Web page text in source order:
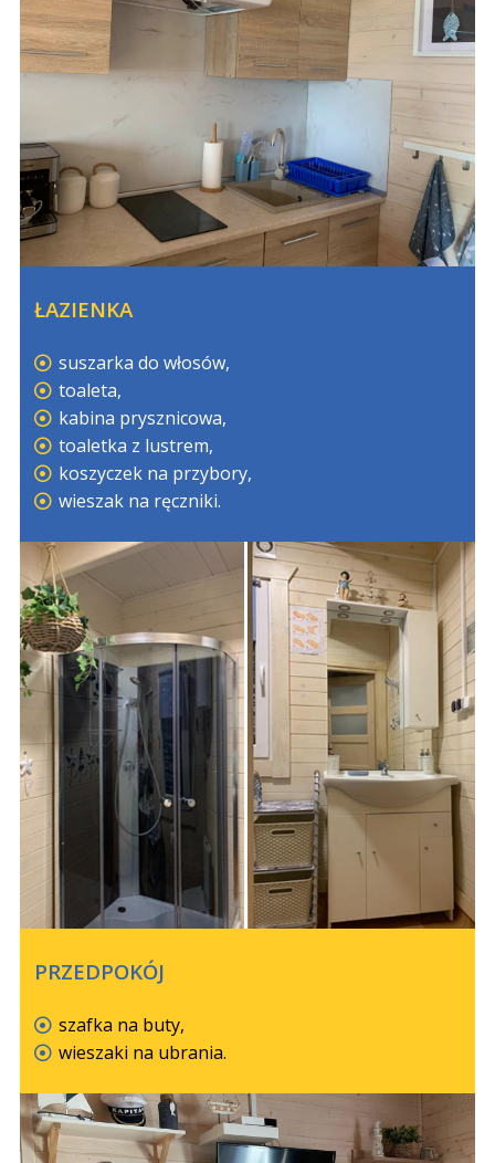
ŁAZIENKA
suszarka do włosów,
toaleta,
kabina prysznicowa,
toaletka z lustrem,
koszyczek na przybory,
wieszak na ręczniki.
PRZEDPOKÓJ
szafka na buty,
wieszaki na ubrania.